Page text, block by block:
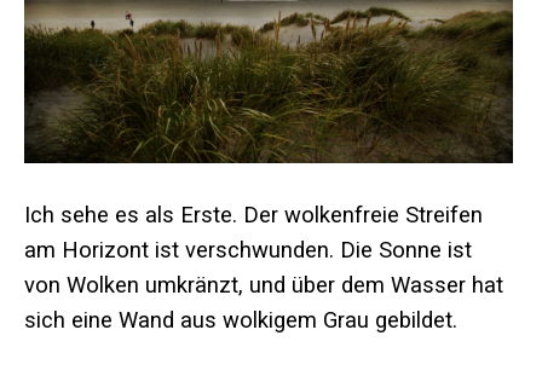
Ich sehe es als Erste. Der wolkenfreie Streifen
am Horizont ist verschwunden. Die Sonne ist
von Wolken umkränzt, und über dem Wasser hat
sich eine Wand aus wolkigem Grau gebildet.